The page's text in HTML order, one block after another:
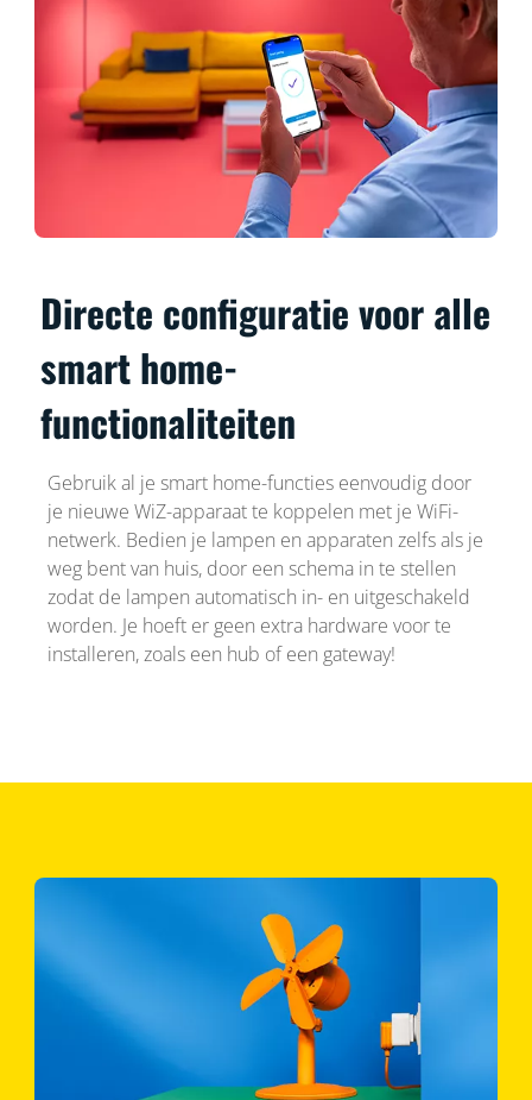
Directe configuratie voor alle
smart home-
functionaliteiten
Gebruik al je smart home-functies eenvoudig door
je nieuwe WiZ-apparaat te koppelen met je WiFi-
netwerk. Bedien je lampen en apparaten zelfs als je
weg bent van huis, door een schema in te stellen
zodat de lampen automatisch in- en uitgeschakeld
worden. Je hoeft er geen extra hardware voor te
installeren, zoals een hub of een gateway!